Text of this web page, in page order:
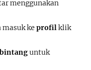
menggunakan
ke profil klik
untuk